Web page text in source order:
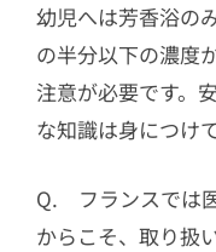
幼児へは芳香浴の
の半分以下の濃度
注意が必要です。
な知識は身につけ
Q. フランスでは
からこそ、取り扱